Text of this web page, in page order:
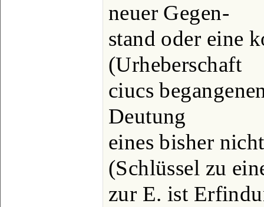
neuer Gegen-
stand oder eine
(Urheberschaft
ciucs
Deutung
eines bisher
(Schlüssel zu
zur E. ist